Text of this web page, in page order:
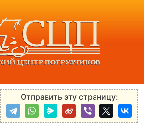
Отправить эту страницу: